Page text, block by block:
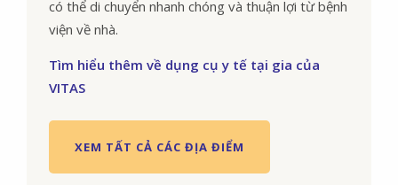
có thể di chuyển nhanh chóng và thuận lợi từ bệnh
viện về nhà.
Tìm hiểu thêm về dụng cụ y tế tại gia của
VITAS
XEM TẤT CẢ CÁC ĐỊA ĐIỂM